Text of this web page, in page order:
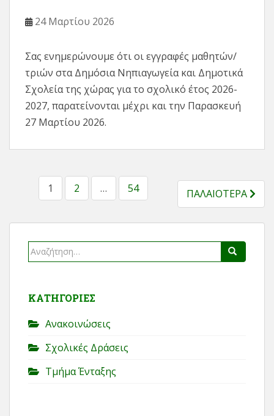
24 Μαρτίου 2026
Σας ενημερώνουμε ότι οι εγγραφές μαθητών/
τριών στα Δημόσια Νηπιαγωγεία και Δημοτικά
Σχολεία της χώρας για το σχολικό έτος 2026-
2027, παρατείνονται μέχρι και την Παρασκευή
27 Μαρτίου 2026.
ΣΕΛΙΔΟΠΟΊΗΣΗ
ΆΡΘΡΩΝ
1 2 … 54 ΠΑΛΑΙΟΤΕΡΑ
Αναζήτηση
για:
Search
KΑΤΗΓΟΡΊΕΣ
Ανακοινώσεις
Σχολικές Δράσεις
Τμήμα Ένταξης